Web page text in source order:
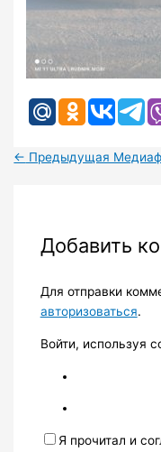
← Предыдущая
Добавить
Для отправки
авторизоваться.
Войти, используя
Я прочитал и